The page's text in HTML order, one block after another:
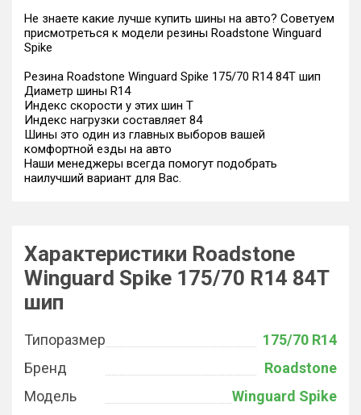
Не знаете какие лучше купить шины на авто? Советуем
присмотреться к модели резины Roadstone Winguard
Spike
Резина Roadstone Winguard Spike 175/70 R14 84T шип
Диаметр шины R14
Индекс скорости у этих шин T
Индекс нагрузки составляет 84
Шины это один из главных выборов вашей
комфортной езды на авто
Наши менеджеры всегда помогут подобрать
наилучший вариант для Вас.
Характеристики Roadstone
Winguard Spike 175/70 R14 84T
шип
Типоразмер
175/70 R14
Бренд
Roadstone
Модель
Winguard Spike